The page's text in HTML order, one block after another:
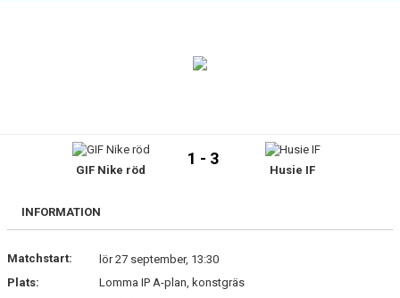
BILDGALLERI
KONTAKT
GIF Nike röd
1 - 3
Husie IF
INFORMATION
Matchstart:
lör 27 september, 13:30
Plats:
Lomma IP A-plan, konstgräs